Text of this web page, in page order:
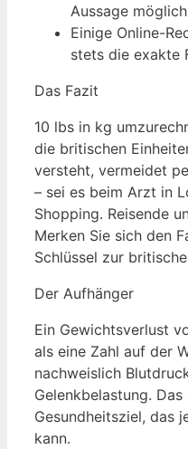
Aussage
Einige Online-
stets die exakte
Das Fazit
10 lbs in kg
die britischen
versteht, vermeidet
– sei es beim Arzt in
Shopping. Reisende
Merken Sie sich den
Schlüssel zur
Der Aufhänger
Ein Gewichtsverlust
als eine Zahl auf der
nachweislich
Gelenkbelastung.
Gesundheitsziel, das
kann.